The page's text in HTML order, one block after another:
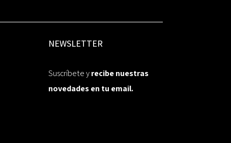
NEWSLETTER
Suscríbete yrecibe nuestras
novedades en tu email.